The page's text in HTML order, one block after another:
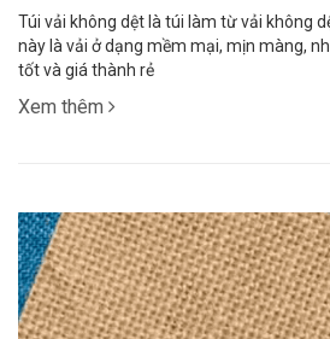
Túi vải không dệt là túi làm từ vải không
này là vải ở dạng mềm mại, mịn màng,
tốt và giá thành rẻ
Xem thêm